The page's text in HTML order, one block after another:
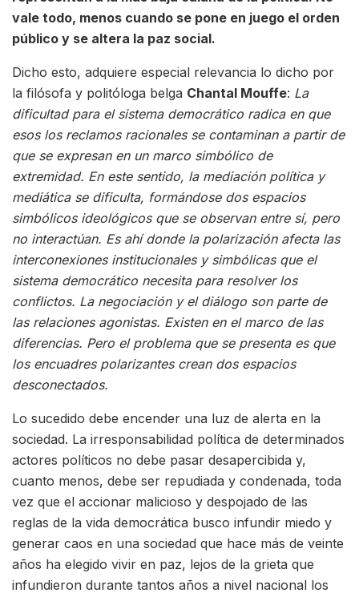
vale todo, menos cuando se pone en juego el orden
público y se altera la paz social.
Dicho esto, adquiere especial relevancia lo dicho por
la filósofa y politóloga belga Chantal Mouffe: La
dificultad para el sistema democrático radica en que
esos los reclamos racionales se contaminan a partir de
que se expresan en un marco simbólico de
extremidad. En este sentido, la mediación política y
mediática se dificulta, formándose dos espacios
simbólicos ideológicos que se observan entre sí, pero
no interactúan. Es ahí donde la polarización afecta las
interconexiones institucionales y simbólicas que el
sistema democrático necesita para resolver los
conflictos. La negociación y el diálogo son parte de
las relaciones agonistas. Existen en el marco de las
diferencias. Pero el problema que se presenta es que
los encuadres polarizantescrean dos espacios
desconectados.
Lo sucedido debe encender una luz de alerta en la
sociedad. La irresponsabilidad política de determinados
actores políticos no debe pasar desapercibida y,
cuanto menos, debe ser repudiada y condenada, toda
vez que el accionar malicioso y despojado de las
reglas de la vida democrática busco infundir miedo y
generar caos en una sociedad que hace más de veinte
años ha elegido vivir en paz, lejos de la grieta que
infundieron durante tantos años a nivel nacional los